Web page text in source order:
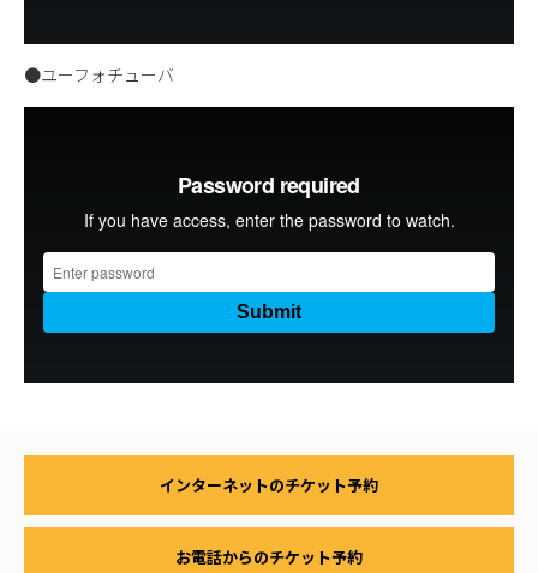
●ユーフォチューバ
インターネットのチケット予約
お電話からのチケット予約